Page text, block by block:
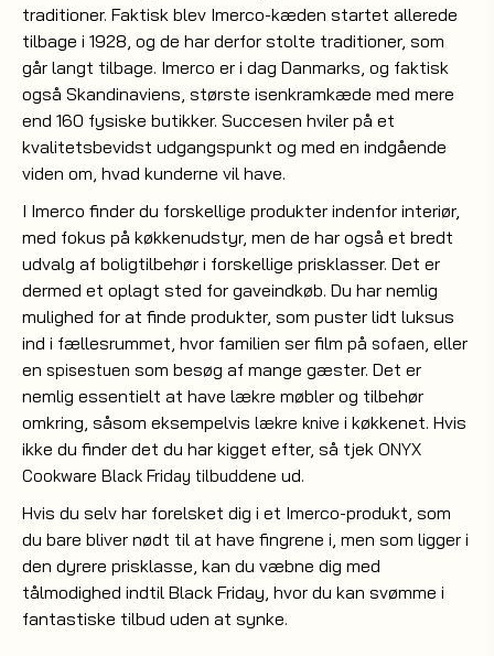
traditioner. Faktisk blev Imerco-kæden startet allerede
tilbage i 1928, og de har derfor stolte traditioner, som
går langt tilbage. Imerco er i dag Danmarks, og faktisk
også Skandinaviens, største isenkramkæde med mere
end 160 fysiske butikker. Succesen hviler på et
kvalitetsbevidst udgangspunkt og med en indgående
viden om, hvad kunderne vil have.
I Imerco finder du forskellige produkter indenfor interiør,
med fokus på køkkenudstyr, men de har også et bredt
udvalg af boligtilbehør i forskellige prisklasser. Det er
dermed et oplagt sted for gaveindkøb. Du har nemlig
mulighed for at finde produkter, som puster lidt luksus
ind i fællesrummet, hvor familien ser film på sofaen, eller
en spisestuen som besøg af mange gæster. Det er
nemlig essentielt at have lækre møbler og tilbehør
omkring, såsom eksempelvis lækre knive i køkkenet. Hvis
ikke du finder det du har kigget efter, så tjek ONYX
Cookware Black Friday tilbuddene ud.
Hvis du selv har forelsket dig i et Imerco-produkt, som
du bare bliver nødt til at have fingrene i, men som ligger i
den dyrere prisklasse, kan du væbne dig med
tålmodighed indtil Black Friday, hvor du kan svømme i
fantastiske tilbud uden at synke.